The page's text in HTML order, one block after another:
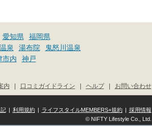
愛知県 福岡県
泉 湯布院 鬼怒川温泉
市内 神戸
お問い合わせ
|
ヘルプ
|
口コミガイドライン
|
内
採用情報
|
ライフスタイルMEMBERS+規約
|
利用規約
|
© NIFTY Lifestyle Co., Ltd.